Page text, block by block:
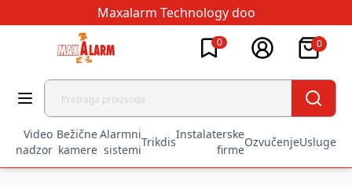
Maxalarm Technology doo
0 0
Video
nadzor
Bežične
kamere
Alarmni
sistemi
Trikdis
Instalaterske
firme
OzvučenjeUsluge